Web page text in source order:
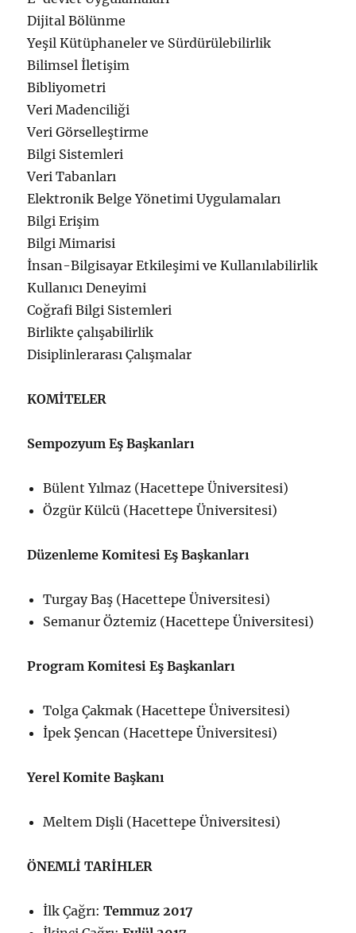
Dijital Bölünme
Yeşil Kütüphaneler ve Sürdürülebilirlik
Bilimsel İletişim
Bibliyometri
Veri Madenciliği
Veri Görselleştirme
Bilgi Sistemleri
Veri Tabanları
Elektronik Belge Yönetimi Uygulamaları
Bilgi Erişim
Bilgi Mimarisi
İnsan-Bilgisayar Etkileşimi ve Kullanılabilirlik
Kullanıcı Deneyimi
Coğrafi Bilgi Sistemleri
Birlikte çalışabilirlik
Disiplinlerarası Çalışmalar
KOMİTELER
Sempozyum Eş Başkanları
Bülent Yılmaz (Hacettepe Üniversitesi)
Özgür Külcü (Hacettepe Üniversitesi)
Düzenleme Komitesi Eş Başkanları
Turgay Baş (Hacettepe Üniversitesi)
Semanur Öztemiz (Hacettepe Üniversitesi)
Program Komitesi Eş Başkanları
Tolga Çakmak (Hacettepe Üniversitesi)
İpek Şencan (Hacettepe Üniversitesi)
Yerel Komite Başkanı
Meltem Dişli (Hacettepe Üniversitesi)
ÖNEMLİ TARİHLER
İlk Çağrı:Temmuz 2017